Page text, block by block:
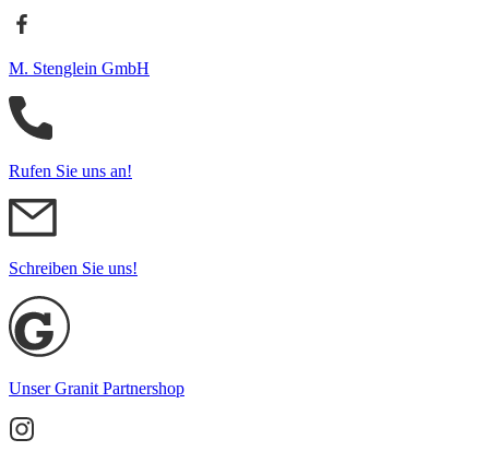
M. Stenglein GmbH
Rufen Sie uns an!
Schreiben Sie uns!
Unser Granit Partnershop